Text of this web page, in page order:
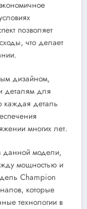
позволяет
что делает
дизайном,
деталям для
каждая деталь
многих лет.
данной модели,
мощностью и
Champion
которые
технологии в